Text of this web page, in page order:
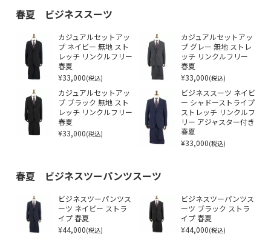
春夏 ビジネススーツ
カジュアルセットアッ
プ ネイビー 無地 スト
レッチ リンクルフリー
春夏
¥33,000(税込)
カジュアルセットアッ
プ グレー 無地 ストレ
ッチ リンクルフリー
春夏
¥33,000(税込)
カジュアルセットアッ
プ ブラック 無地 スト
レッチ リンクルフリー
春夏
¥33,000(税込)
ビジネススーツ ネイビ
ー シャドーストライプ
ストレッチ リンクルフ
リー アジャスター付き
春夏
¥33,000(税込)
春夏 ビジネスツーパンツスーツ
ビジネスツーパンツス
ーツ ネイビー ストラ
イプ 春夏
¥44,000(税込)
ビジネスツーパンツス
ーツ ブラック ストラ
イプ 春夏
¥44,000(税込)